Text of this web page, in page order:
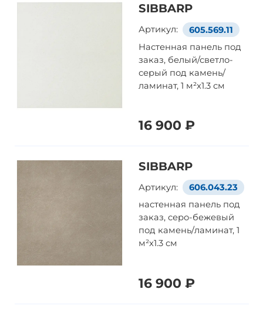
SIBBARP
Артикул:
605.569.11
Настенная панель под
заказ, белый/светло-
серый под камень/
ламинат, 1 м²x1.3 см
16 900 ₽
SIBBARP
Артикул:
606.043.23
настенная панель под
заказ, серо-бежевый
под камень/ламинат, 1
м²x1.3 см
16 900 ₽